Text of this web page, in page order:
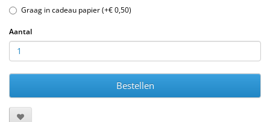
Graag in cadeau papier (+€ 0,50)
Aantal
Bestellen